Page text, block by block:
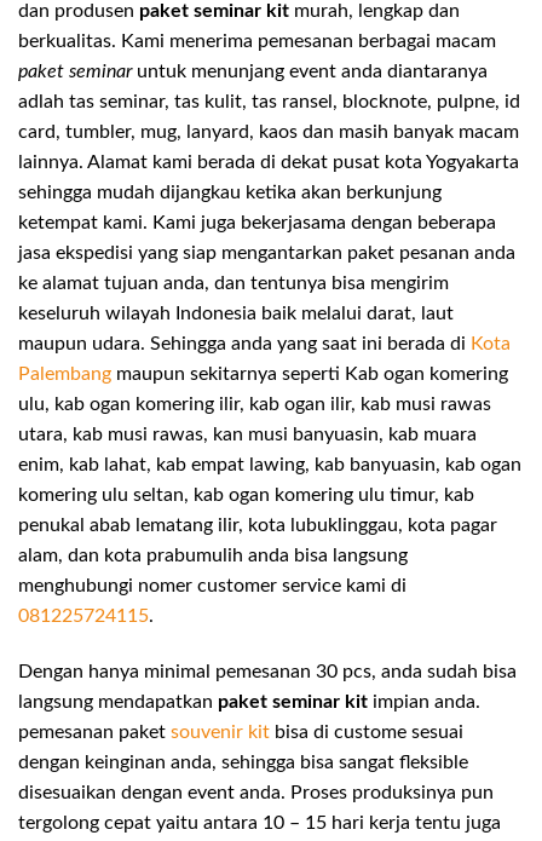
dan produsen paket seminar kit murah, lengkap dan
berkualitas. Kami menerima pemesanan berbagai macam
paket seminaruntuk menunjang event anda diantaranya
adlah tas seminar, tas kulit, tas ransel, blocknote, pulpne, id
card, tumbler, mug, lanyard, kaos dan masih banyak macam
lainnya. Alamat kami berada di dekat pusat kota Yogyakarta
sehingga mudah dijangkau ketika akan berkunjung
ketempat kami. Kami juga bekerjasama dengan beberapa
jasa ekspedisi yang siap mengantarkan paket pesanan anda
ke alamat tujuan anda, dan tentunya bisa mengirim
keseluruh wilayah Indonesia baik melalui darat, laut
maupun udara. Sehingga anda yang saat ini berada di Kota
Palembang maupun sekitarnya seperti Kab ogan komering
ulu, kab ogan komering ilir, kab ogan ilir, kab musi rawas
utara, kab musi rawas, kan musi banyuasin, kab muara
enim, kab lahat, kab empat lawing, kab banyuasin, kab ogan
komering ulu seltan, kab ogan komering ulu timur, kab
penukal abab lematang ilir, kota lubuklinggau, kota pagar
alam, dan kota prabumulih anda bisa langsung
menghubungi nomer customer service kami di
081225724115.
Dengan hanya minimal pemesanan 30 pcs, anda sudah bisa
langsung mendapatkan paket seminar kit impian anda.
pemesanan paket souvenir kit bisa di custome sesuai
dengan keinginan anda, sehingga bisa sangat fleksible
disesuaikan dengan event anda. Proses produksinya pun
tergolong cepat yaitu antara 10 – 15 hari kerja tentu juga